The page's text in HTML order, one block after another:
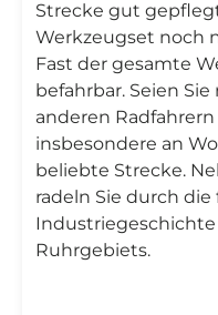
Strecke gut
Werkzeugset noch
Fast der gesamte
befahrbar. Seien
anderen
insbesondere an
beliebte Strecke.
radeln Sie durch die
Ruhrgebiets.